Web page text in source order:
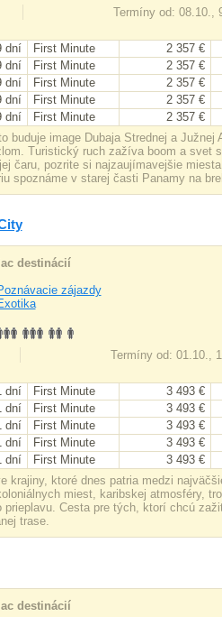
Termíny od: 08.10.,
dní First Minute 2 357 €
dní First Minute 2 357 €
dní First Minute 2 357 €
dní First Minute 2 357 €
dní First Minute 2 357 €
buduje image Dubaja Strednej a
Turistický ruch zažíva boom a svet
čaru, pozrite si najzaujímavejšie
spoznáme v starej časti Panamy na
destinácií
zájazdy
Termíny od: 01.10.,
dní First Minute 3 493 €
dní First Minute 3 493 €
dní First Minute 3 493 €
dní First Minute 3 493 €
dní First Minute 3 493 €
krajiny, ktoré dnes patria medzi
miest, karibskej atmosféry,
prieplavu. Cesta pre tých, ktorí chcú
trase.
destinácií